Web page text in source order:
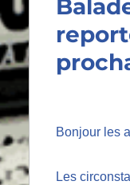
Bonjour les
Les